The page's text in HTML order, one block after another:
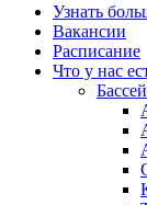
Узнать
Вакансии
Расписание
Что у нас